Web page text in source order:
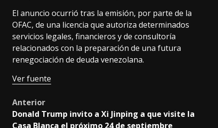
El anuncio ocurrió tras la emisión, por parte de la
OFAC, de una licencia que autoriza determinados
servicios legales, financieros y de consultoría
relacionados con la preparación de una futura
renegociación de deuda venezolana.
Ver fuente
Post
navigation
Anterior
Donald Trump invito a Xi Jinping a que visite la
Casa Blanca el próximo 24 de septiembre